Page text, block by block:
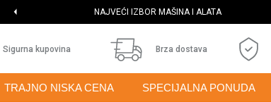
NAJVEĆI IZBOR MAŠINA I ALATA
Sigurna kupovina Brza dostava
TRAJNO NISKA CENA SPECIJALNA PONUDA